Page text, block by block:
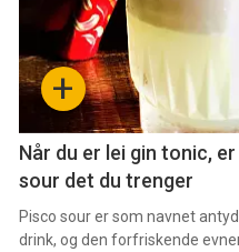
nå
-
+
Når du er lei gin tonic,
sour det du trenger
Pisco sour er som navnet
drink, og den forfriskende